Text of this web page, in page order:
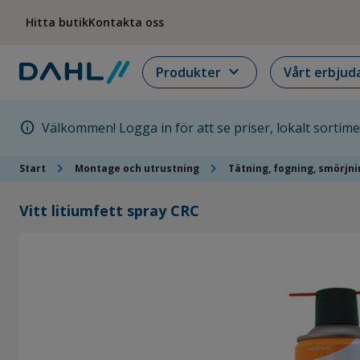
Hitta butikKontakta oss
Produkter expand_more Vårt
info Välkommen! Logga in för att se priser, lokalt
Start chevron_right Montage och utrustning chevron_right Tätning, fogning,
Vitt litiumfett spray CRC